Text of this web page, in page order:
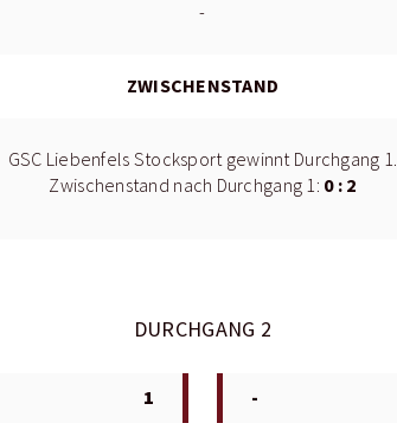
-
ZWISCHENSTAND
GSC Liebenfels Stocksport gewinnt Durchgang 1.
Zwischenstand nach Durchgang 1: 0 : 2
DURCHGANG 2
1 -